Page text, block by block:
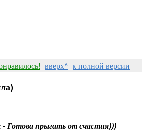
вверх^ к полной версии
-Готова прыгать от счастия)))